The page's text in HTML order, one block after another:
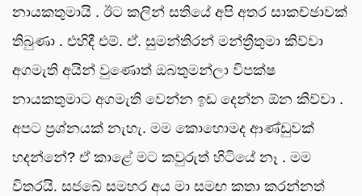
නායකතුමායි . ඊට කලින් සතියේ අපි අතර සාකච්ඡාවක්
තිබුණා . එහිදී එම්. ඒ. සුමන්තිරන් මන්ත්‍රීතුමා කිව්වා
අගමැති අයින් වුණොත් ඔබතුමන්ලා විපක්ෂ
නායකතුමාට අගමැති වෙන්න ඉඩ දෙන්න ඕන කිව්වා .
අපට ප්‍රශ්නයක් නැහැ. මම කොහොමද ආණ්ඩුවක්
හදන්නේ? ඒ කාළේ මට කවුරුත් හිටියේ නෑ . මම
විතරයි. සජබේ සමහර අය මා සමඟ කතා කරන්නත්